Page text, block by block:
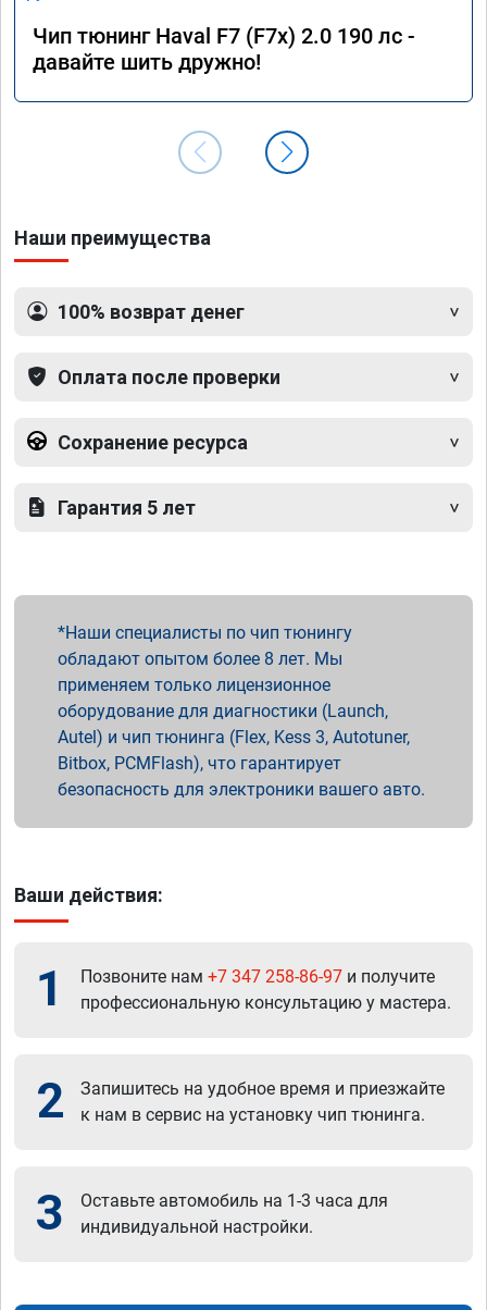
Чип тюнинг Haval F7 (F7x) 2.0 190 лс -
давайте шить дружно!
Наши преимущества
100% возврат денег
Оплата после проверки
Сохранение ресурса
Гарантия 5 лет
Наши специалисты по чип тюнингу
обладают опытом более 8 лет. Мы
применяем только лицензионное
оборудование для диагностики (Launch,
Autel) и чип тюнинга (Flex, Kess 3, Autotuner,
Bitbox, PCMFlash), что гарантирует
безопасность для электроники вашего авто.
Ваши действия:
1 Позвоните нам +7 347 258-86-97 и получите
профессиональную консультацию у мастера.
2
Запишитесь на удобное время и приезжайте
к нам в сервис на установку чип тюнинга.
3
Оставьте автомобиль на 1-3 часа для
индивидуальной настройки.